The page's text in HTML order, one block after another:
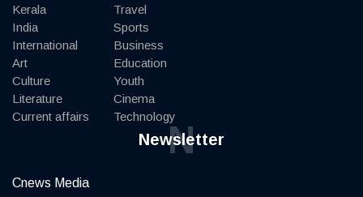
Kerala
India
International
Art
Culture
Literature
Current affairs
Travel
Sports
Business
Education
Youth
Cinema
Technology
Newsletter
N
Cnews Media